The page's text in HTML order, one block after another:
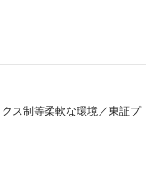
ス制等柔軟な環境／東証プ